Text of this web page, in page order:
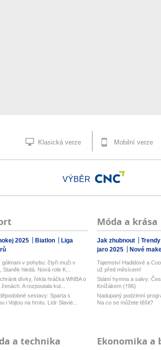
Klasická verze Mobilní verze
VÝBĚR
2025 Biatlon
Liga
gólmani v pohybu: čtyři muži v
Staněk hledá. Nová role K...
dívky, řekla hráčka WNBA o
A rozpoutala kul...
sestavy: Sparta s
i Vojtou na hrotu. Lídr Slavie...
Móda a krása
Jak zhubnout
jaro 2025
Nové
Tajemství Hadidové a
už před měsícem!
Státní hymna a salvy:
Knížákem (†86)
Nadupaný podzimní
Na co se můžete těšit?
a technika Ekonomika a